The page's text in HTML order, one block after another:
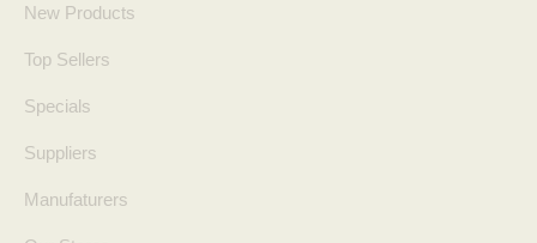
New Products
Top Sellers
Specials
Suppliers
Manufaturers